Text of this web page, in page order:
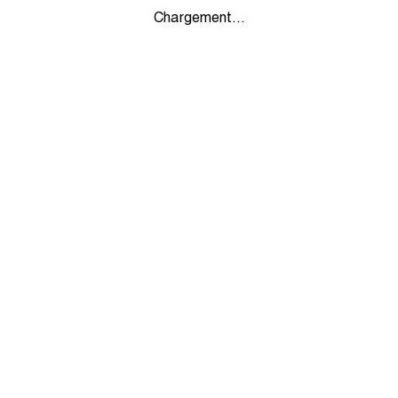
Chargement...